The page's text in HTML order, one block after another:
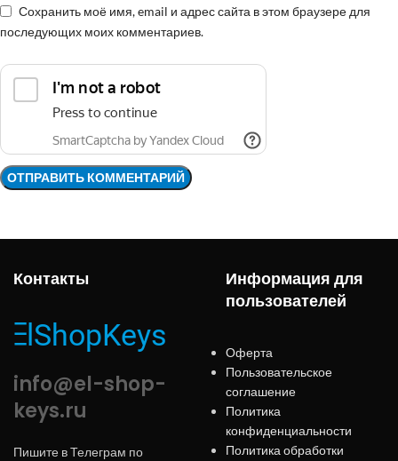
Сохранить моё имя, email и адрес сайта в этом браузере для
последующих моих комментариев.
Контакты
info@el-shop-
keys.ru
Пишите в Телеграм по
Информация для
пользователей
Оферта
Пользовательское
соглашение
Политика
конфиденциальности
Политика обработки